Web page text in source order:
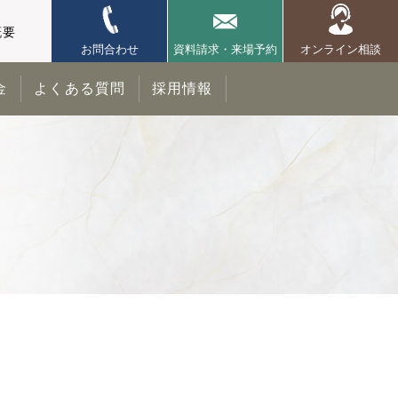
お問合わせ
資料請求・来場予約 オンライン相談
よくある質問 採用情報